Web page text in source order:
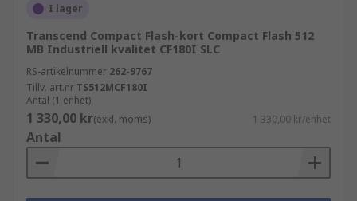
I lager
Transcend Compact Flash-kort Compact Flash 512
MB Industriell kvalitet CF180I SLC
RS-artikelnummer 262-9767
Tillv. art.nr TS512MCF180I
Antal (1 enhet)
1 330,00 kr(exkl. moms) 1 330,00 kr/enhet
Antal